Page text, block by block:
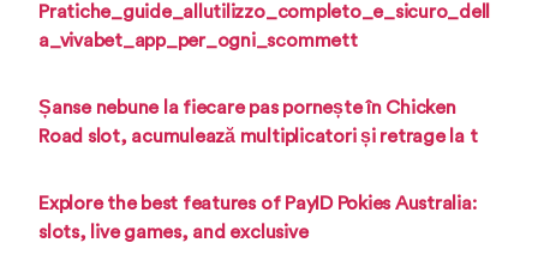
Pratiche_guide_allutilizzo_completo_e_sicuro_dell
a_vivabet_app_per_ogni_scommett
Șanse nebune la fiecare pas pornește în Chicken
Road slot, acumulează multiplicatori și retrage la t
Explore the best features of PayID Pokies Australia:
slots, live games, and exclusive